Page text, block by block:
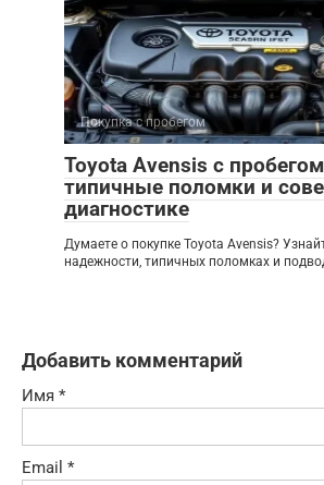
Покупка с пробегом
Toyota Avensis с
типичные поломки и
диагностике
Думаете о покупке Toyota Avensis?
надежности, типичных поломках и
Добавить комментарий
Имя *
Email *